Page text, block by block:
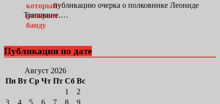
публикацию очерка о полковнике Леониде
Тришкине.…
Публикации по дате
Август 2026
Пн Вт Ср Чт Пт Сб Вс
1
2